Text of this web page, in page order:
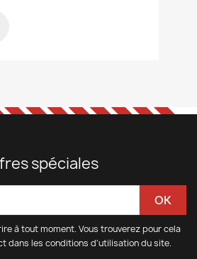
spéciales
à tout moment. Vous trouverez pour cela
dans les conditions d'utilisation du site.